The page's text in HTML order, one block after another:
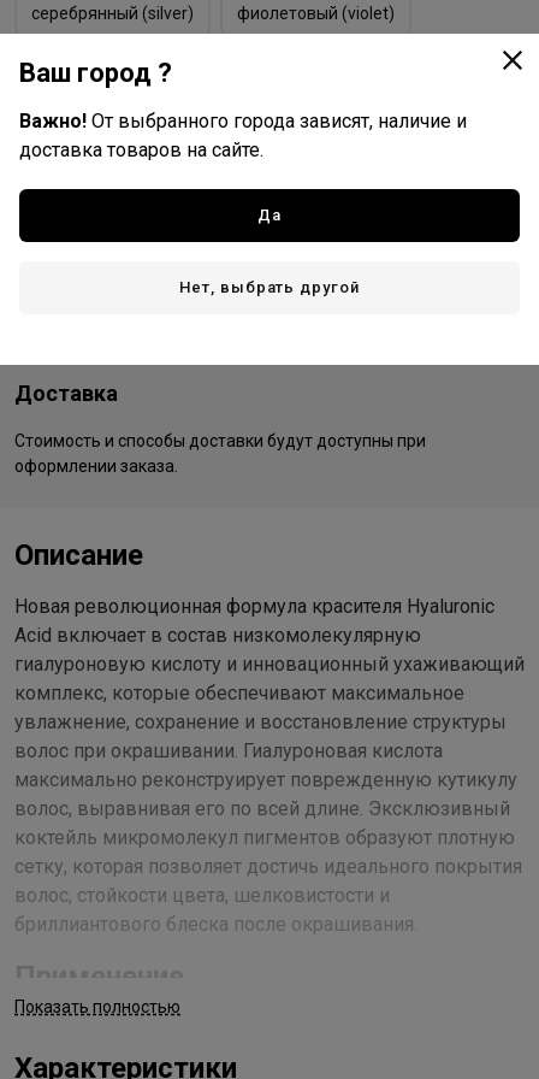
серебрянный (silver) фиолетовый (violet)
фуксия (fuchsia)
Все товары бренда
Доставка
Стоимость и способы доставки будут доступны при
оформлении заказа.
Описание
Новая революционная формула красителя Hyaluronic
Acid включает в состав низкомолекулярную
гиалуроновую кислоту и инновационный ухаживающий
комплекс, которые обеспечивают максимальное
увлажнение, сохранение и восстановление структуры
волос при окрашивании. Гиалуроновая кислота
максимально реконструирует поврежденную кутикулу
волос, выравнивая его по всей длине. Эксклюзивный
коктейль микромолекул пигментов образуют плотную
сетку, которая позволяет достичь идеального покрытия
волос, стойкости цвета, шелковистости и
бриллиантового блеска после окрашивания.
Применение
Показать полностью
Характеристики
Ваш город ?
Важно! От выбранного города зависят, наличие и
доставка товаров на сайте.
Да
Нет, выбрать другой